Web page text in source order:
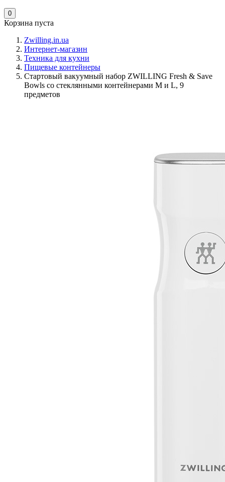
0
Корзина пуста
Zwilling.in.ua
Интернет-магазин
Техника для кухни
Пищевые контейнеры
Стартовый вакуумный набор ZWILLING Fresh & Save
Bowls со стеклянными контейнерами M и L, 9
предметов